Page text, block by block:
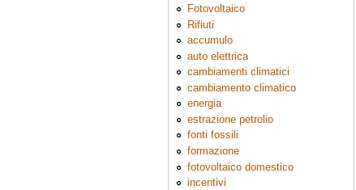
Fotovoltaico
Rifiuti
accumulo
auto elettrica
cambiamenti climatici
cambiamento climatico
energia
estrazione petrolio
fonti fossili
formazione
fotovoltaico domestico
incentivi